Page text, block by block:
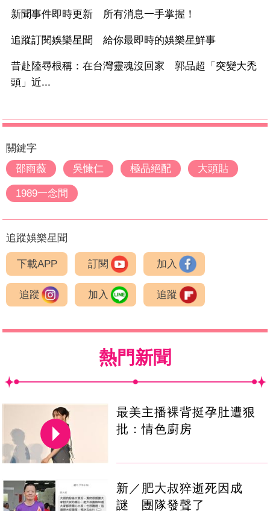
新聞事件即時更新 所有消息一手掌握！
追蹤訂閱娛樂星聞 給你最即時的娛樂星鮮事
昔赴陸尋根稱：在台灣靈魂沒回家 郭品超「突變大禿
頭」近...
關鍵字
邵雨薇
吳慷仁 極品絕配 大頭貼
1989一念間
追蹤娛樂星聞
下載APP 訂閱 加入
追蹤 加入 追蹤
熱門新聞
最美主播裸背挺孕肚遭狠
批：情色廚房
新／肥大叔猝逝死因成
謎 團隊發聲了